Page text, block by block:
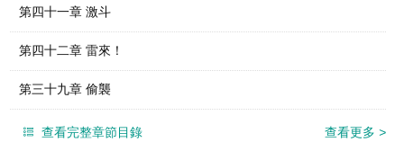
第四十一章 激斗
第四十二章 雷來！
第三十九章 偷襲
查看完整章節目錄 查看更多 >